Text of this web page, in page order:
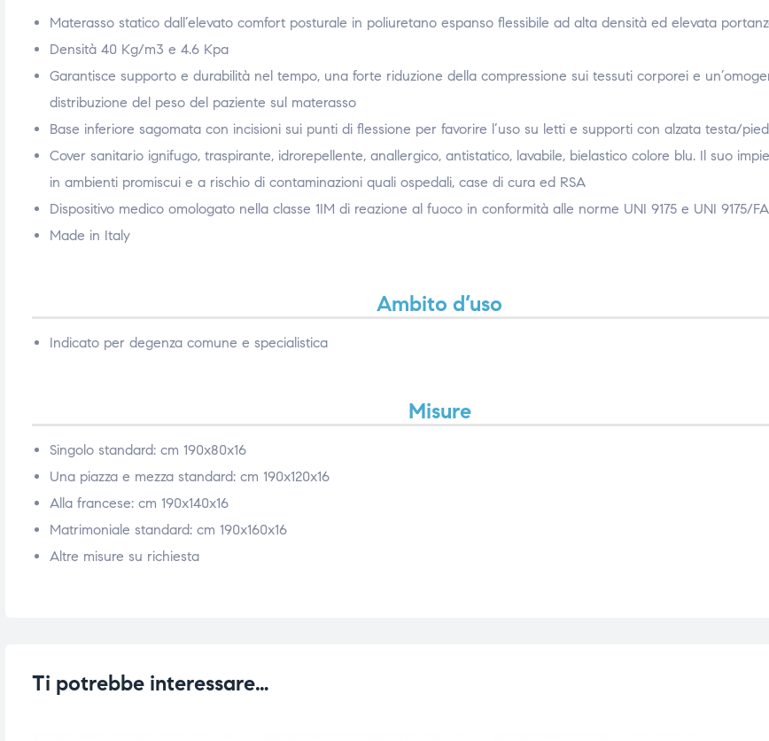
Materasso statico dall’elevato comfort posturale in poliuretano espanso flessibile ad alta densità ed elevata
Densità 40 Kg/m3 e 4.6 Kpa
Garantisce supporto e durabilità nel tempo, una forte riduzione della compressione sui tessuti corporei e
distribuzione del peso del paziente sul materasso
Base inferiore sagomata con incisioni sui punti di flessione per favorire l’uso su letti e supporti con alzata testa/
Cover sanitario ignifugo, traspirante, idrorepellente, anallergico, antistatico, lavabile, bielastico colore blu. Il suo
in ambienti promiscui e a rischio di contaminazioni quali ospedali, case di cura ed RSA
Dispositivo medico omologato nella classe 1IM di reazione al fuoco in conformità alle norme UNI 9175 e UNI 9175/
Made in Italy
Ambito d’uso
Indicato per degenza comune e specialistica
Misure
Singolo standard: cm 190x80x16
Una piazza e mezza standard: cm 190x120x16
Alla francese: cm 190x140x16
Matrimoniale standard: cm 190x160x16
Altre misure su richiesta
Ti potrebbe interessare…